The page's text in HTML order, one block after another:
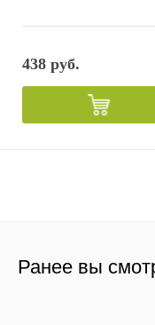
438 руб.
Ранее вы